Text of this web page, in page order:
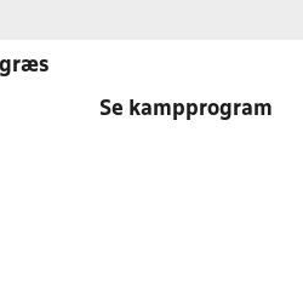
Se kampprogram